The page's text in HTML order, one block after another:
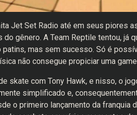
Jet Set Radio até em seus piores
gênero. A Team Reptile tentou, já
mas sem sucesso. Só é
não consegue propiciar uma
skate com Tony Hawk, e nisso, o
simplificado e,
o primeiro lançamento da franquia